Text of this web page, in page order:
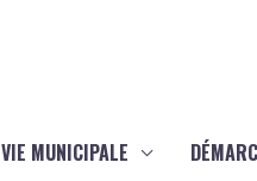
VIE MUNICIPALE